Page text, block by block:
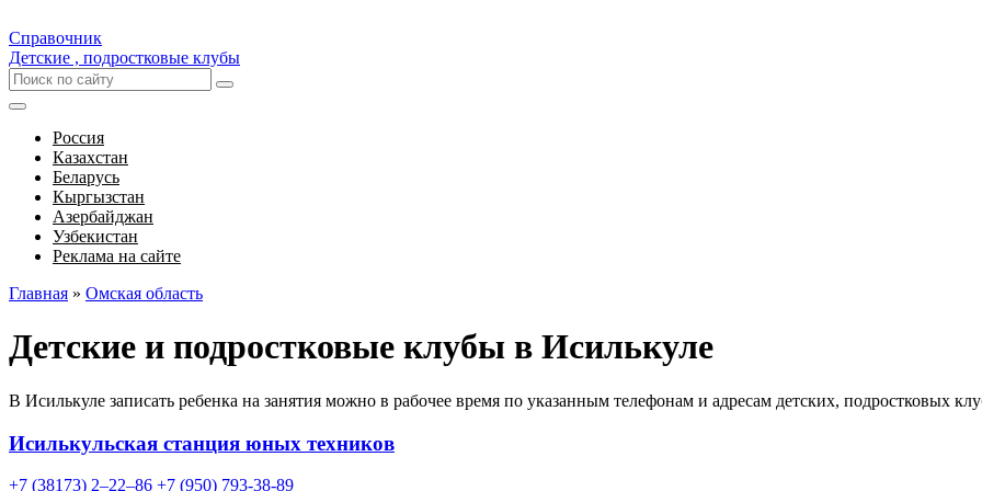
Справочник
Детские , подростковые клубы
Россия
Казахстан
Беларусь
Кыргызстан
Азербайджан
Узбекистан
Реклама на сайте
Главная » Омская область
Детские и подростковые клубы в Исилькуле
В Исилькуле записать ребенка на занятия можно в рабочее время по указанным телефонам и адресам детских, подростковых
Исилькульская станция юных техников
+7 (38173) 2‒22‒86 +7 (950) 793-38-89